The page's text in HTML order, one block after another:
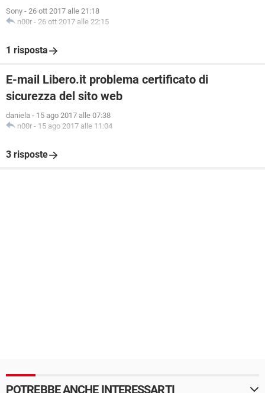
Sony - 26 ott 2017 alle 21:18
n00r - 26 ott 2017 alle 22:15
1 risposta
E-mail Libero.it problema certificato di
sicurezza del sito web
daniela - 15 ago 2017 alle 07:38
n00r - 15 ago 2017 alle 11:04
3 risposte
POTREBBE ANCHE INTERESSARTI